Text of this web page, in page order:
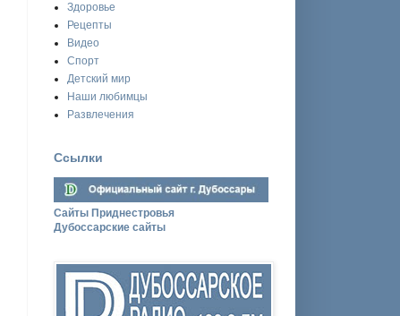
Здоровье
Рецепты
Видео
Спорт
Детский мир
Наши любимцы
Развлечения
Ссылки
Сайты Приднестровья
Дубоссарские сайты